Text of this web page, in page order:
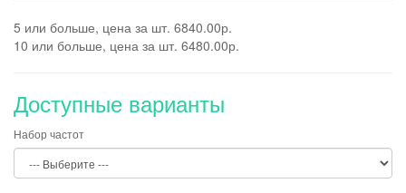
5 или больше, цена за шт. 6840.00р.
10 или больше, цена за шт. 6480.00р.
Доступные варианты
Набор частот